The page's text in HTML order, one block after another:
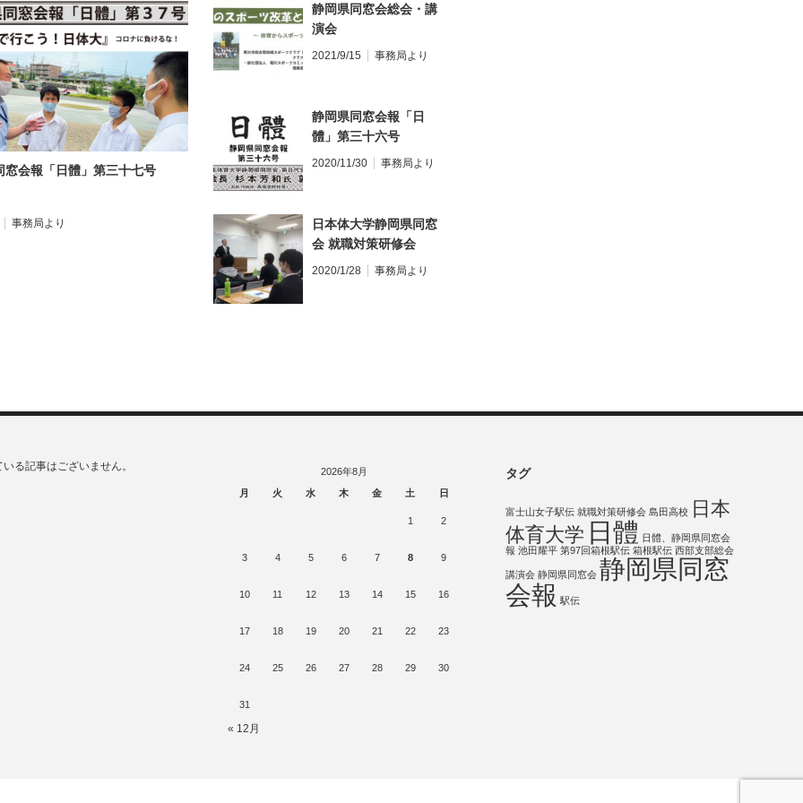
窓会報「日體」第三十七号
事務局より
静岡県同窓会総会・講
演会
2021/9/15 事務局より
静岡県同窓会報「日
體」第三十六号
2020/11/30 事務局より
日本体大学静岡県同窓
会 就職対策研修会
2020/1/28 事務局より
る記事はございません。
2026年8月
月
火 水 木 金 土 日
1 2
3 4 5 6 7 8 9
10 11 12 13 14 15 16
17 18 19 20 21 22 23
24 25 26 27 28 29 30
31
« 12月
タグ
富士山女子駅伝 就職対策研修会 島田高校 日本
体育大学 日體 日體、静岡県同窓会
報 池田耀平 第97回箱根駅伝 箱根駅伝 西部支部総会
講演会 静岡県同窓会 静岡県同窓
会報 駅伝